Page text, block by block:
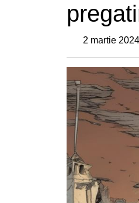
2 martie 2024